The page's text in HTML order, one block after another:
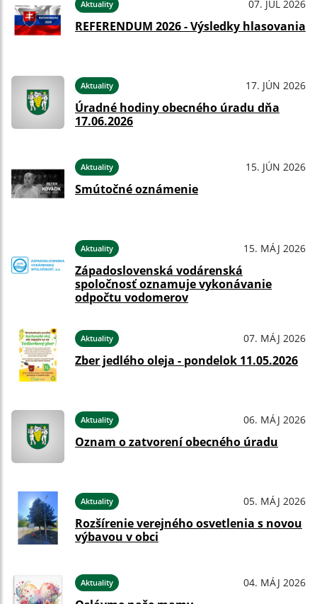
Aktuality 07. JÚL 2026
REFERENDUM 2026 - Výsledky hlasovania
Aktuality 17. JÚN 2026
Úradné hodiny obecného úradu dňa
17.06.2026
Aktuality 15. JÚN 2026
Smútočné oznámenie
Aktuality 15. MÁJ 2026
Západoslovenská vodárenská
spoločnosť oznamuje vykonávanie
odpočtu vodomerov
Aktuality 07. MÁJ 2026
Zber jedlého oleja - pondelok 11.05.2026
Aktuality 06. MÁJ 2026
Oznam o zatvorení obecného úradu
Aktuality 05. MÁJ 2026
Rozšírenie verejného osvetlenia s novou
výbavou v obci
Aktuality 04. MÁJ 2026